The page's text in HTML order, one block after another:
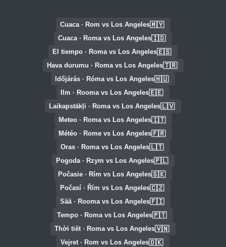
🇲🇾
Cuaca · Rom vs Los Angeles
🇮🇩
Cuaca · Roma vs Los Angeles
🇪🇸
El tiempo · Roma vs Los Angeles
🇹🇷
Hava durumu · Roma vs Los Angeles
🇭🇺
Időjárás · Róma vs Los Angeles
🇪🇪
Ilm · Rooma vs Los Angeles
🇱🇻
Laikapstākļi · Roma vs Los Angeles
🇮🇹
Meteo · Roma vs Los Angeles
🇫🇷
Météo · Rome vs Los Angeles
🇱🇹
Oras · Roma vs Los Angeles
🇵🇱
Pogoda · Rzym vs Los Angeles
🇸🇰
Počasie · Rím vs Los Angeles
🇨🇿
Počasí · Řím vs Los Angeles
🇫🇮
Sää · Rooma vs Los Angeles
🇵🇹
Tempo · Roma vs Los Angeles
🇻🇳
Thời tiết · Roma vs Los Angeles
🇩🇰
Vejret · Rom vs Los Angeles